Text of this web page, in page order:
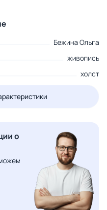
Бежина Ольга
живопись
холст
о